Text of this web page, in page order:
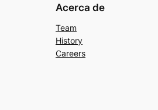
Acerca de
Team
History
Careers